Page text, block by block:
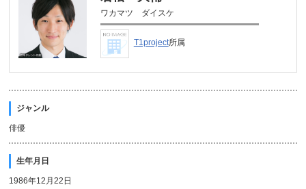
ワカマツ ダイスケ
T1project所属
ジャンル
俳優
生年月日
1986年12月22日